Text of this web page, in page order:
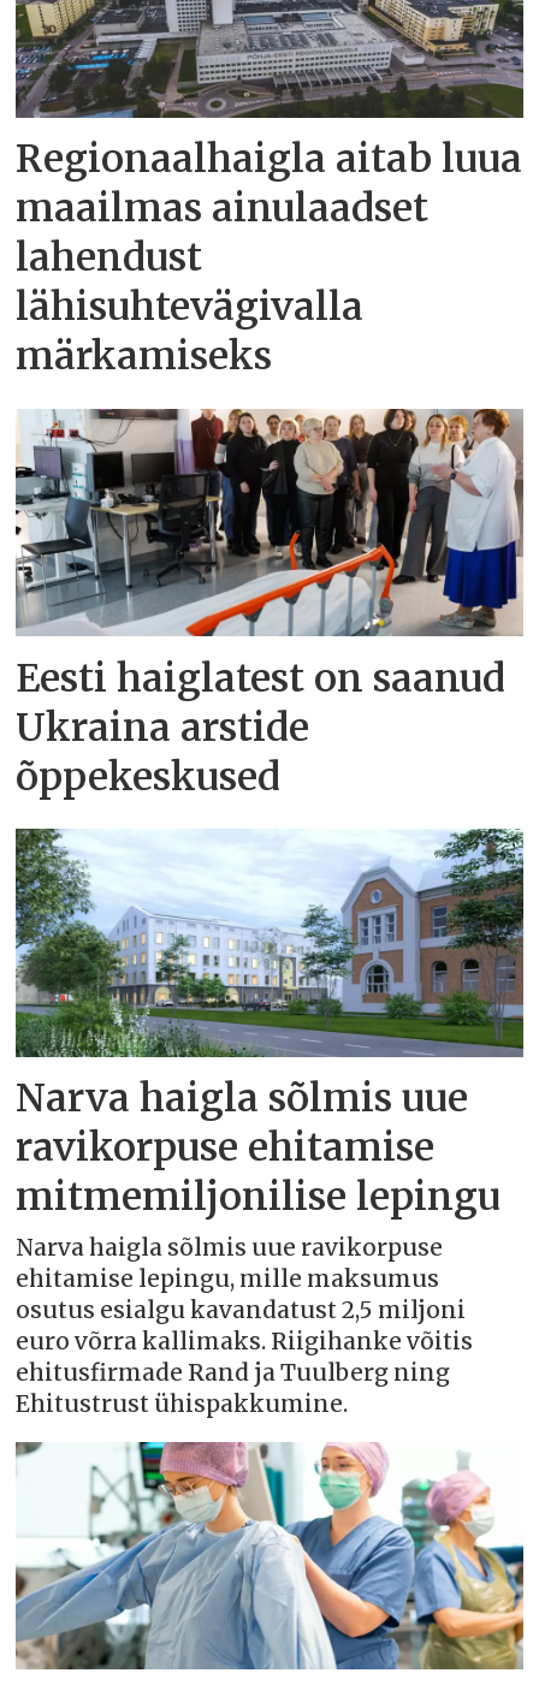
Regionaalhaigla aitab luua
maailmas ainulaadset
lahendust
lähisuhtevägivalla
märkamiseks
Eesti haiglatest on saanud
Ukraina arstide
õppekeskused
Narva haigla sõlmis uue
ravikorpuse ehitamise
mitmemiljonilise lepingu
Narva haigla sõlmis uue ravikorpuse
ehitamise lepingu, mille maksumus
osutus esialgu kavandatust 2,5 miljoni
euro võrra kallimaks. Riigihanke võitis
ehitusfirmade Rand ja Tuulberg ning
Ehitustrust ühispakkumine.